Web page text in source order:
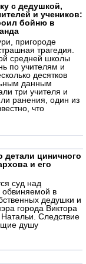
с дедушкой,
и учеников:
бойню в
пригороде
трагедия.
средней школы
по учителям и
десятков
данным
три учителя и
ранения, один из
что
детали циничного
и его
суд над
обвиняемой в
дедушки и
города Виктора
Следствие
душу